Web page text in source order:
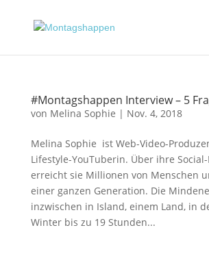
#Montagshappen Interview – 5
von Melina Sophie | Nov. 4, 2018
Melina Sophie ist Web-Video-
Lifestyle-YouTuberin. Über ihre
erreicht sie Millionen von Menschen
einer ganzen Generation. Die
inzwischen in Island, einem Land, in
Winter bis zu 19 Stunden...